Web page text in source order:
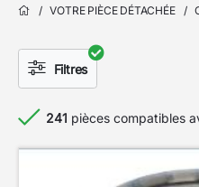
/ VOTRE PIÈCE DÉTACHÉE /
Filtres
241 pièces compatibles